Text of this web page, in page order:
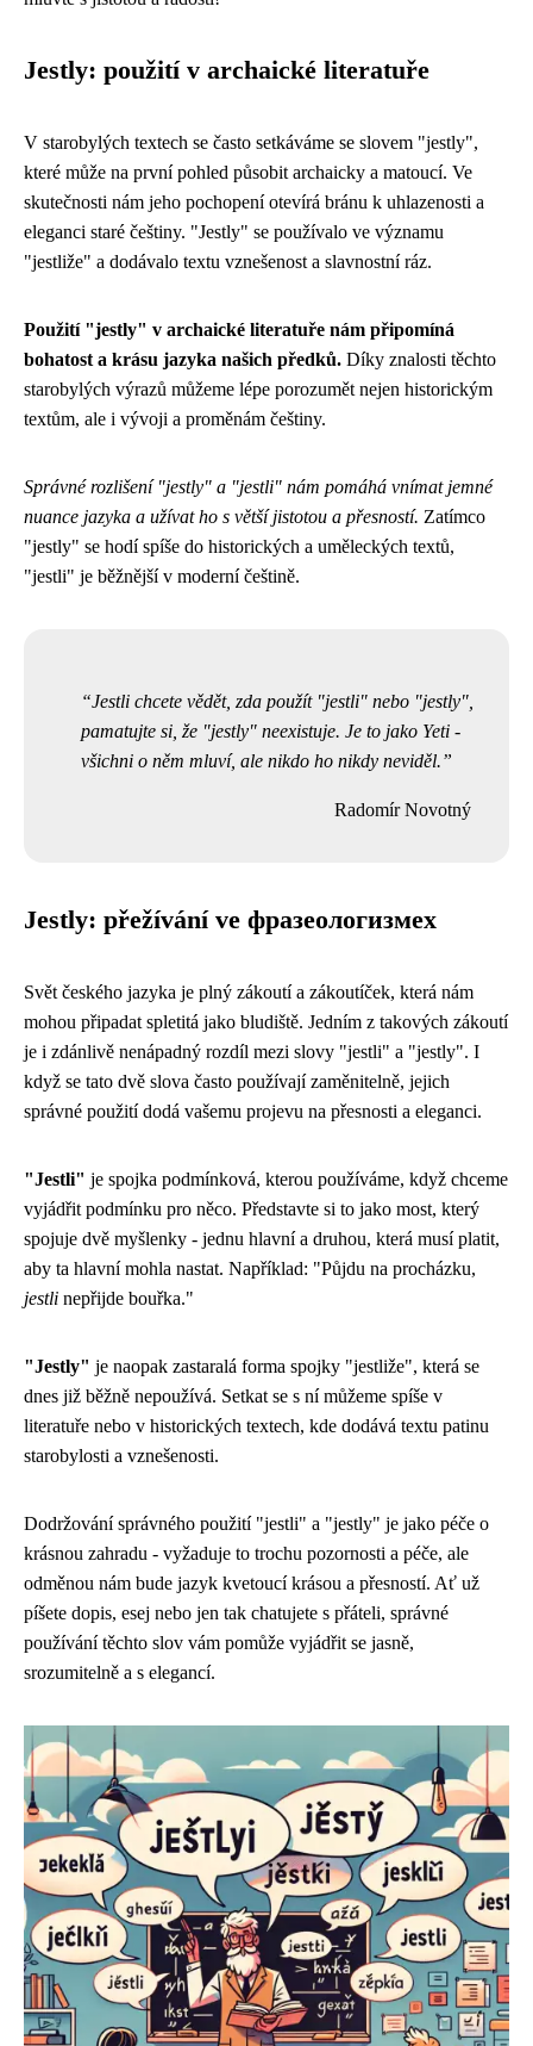
Jestly: použití v archaické literatuře
V starobylých textech se často setkáváme se slovem "jestly",
které může na první pohled působit archaicky a matoucí. Ve
skutečnosti nám jeho pochopení otevírá bránu k uhlazenosti a
eleganci staré češtiny. "Jestly" se používalo ve významu
"jestliže" a dodávalo textu vznešenost a slavnostní ráz.
Použití "jestly" v archaické literatuře nám připomíná
bohatost a krásu jazyka našich předků. Díky znalosti těchto
starobylých výrazů můžeme lépe porozumět nejen historickým
textům, ale i vývoji a proměnám češtiny.
Správné rozlišení "jestly" a "jestli" nám pomáhá vnímat jemné
nuance jazyka a užívat ho s větší jistotou a přesností. Zatímco
"jestly" se hodí spíše do historických a uměleckých textů,
"jestli" je běžnější v moderní češtině.
Jestli chcete vědět, zda použít "jestli" nebo "jestly",
pamatujte si, že "jestly" neexistuje. Je to jako Yeti -
všichni o něm mluví, ale nikdo ho nikdy neviděl.
Radomír Novotný
Jestly: přežívání ve фразеологизмех
Svět českého jazyka je plný zákoutí a zákoutíček, která nám
mohou připadat spletitá jako bludiště. Jedním z takových zákoutí
je i zdánlivě nenápadný rozdíl mezi slovy "jestli" a "jestly". I
když se tato dvě slova často používají zaměnitelně, jejich
správné použití dodá vašemu projevu na přesnosti a eleganci.
"Jestli" je spojka podmínková, kterou používáme, když chceme
vyjádřit podmínku pro něco. Představte si to jako most, který
spojuje dvě myšlenky - jednu hlavní a druhou, která musí platit,
aby ta hlavní mohla nastat. Například: "Půjdu na procházku,
jestli nepřijde bouřka."
"Jestly" je naopak zastaralá forma spojky "jestliže", která se
dnes již běžně nepoužívá. Setkat se s ní můžeme spíše v
literatuře nebo v historických textech, kde dodává textu patinu
starobylosti a vznešenosti.
Dodržování správného použití "jestli" a "jestly" je jako péče o
krásnou zahradu - vyžaduje to trochu pozornosti a péče, ale
odměnou nám bude jazyk kvetoucí krásou a přesností. Ať už
píšete dopis, esej nebo jen tak chatujete s přáteli, správné
používání těchto slov vám pomůže vyjádřit se jasně,
srozumitelně a s elegancí.